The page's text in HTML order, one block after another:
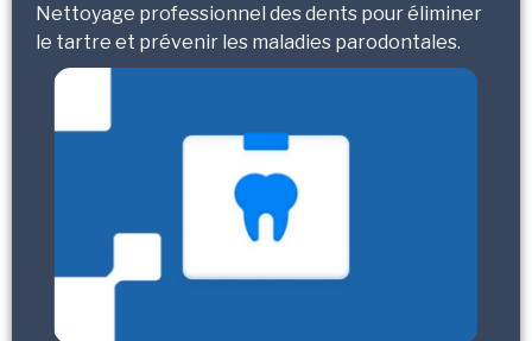
Nettoyage professionnel des dents pour éliminer
le tartre et prévenir les maladies parodontales.